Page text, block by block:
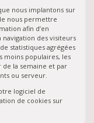
nous implantons sur
nous permettre
afin d’en
des visiteurs
statistiques agrégées
moins populaires, les
de la semaine et par
ou serveur.
logiciel de
de cookies sur